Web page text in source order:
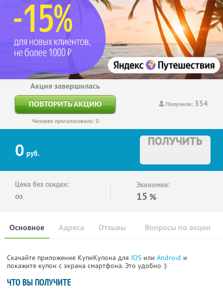
Получили: 354
Акция завершилась
ПОВТОРИТЬ АКЦИЮ
Человек проголосовало: 0
0 руб.
ПОЛУЧИТЬ
Цена без скидки:
∞
Экономия:
15 %
Основное Отзывы Вопросы по акции
Адреса
Скачайте приложение КупиКупона для IOS или Android и
покажите купон с экрана смартфона. Это удобно :)
ЧТО ВЫ ПОЛУЧИТЕ